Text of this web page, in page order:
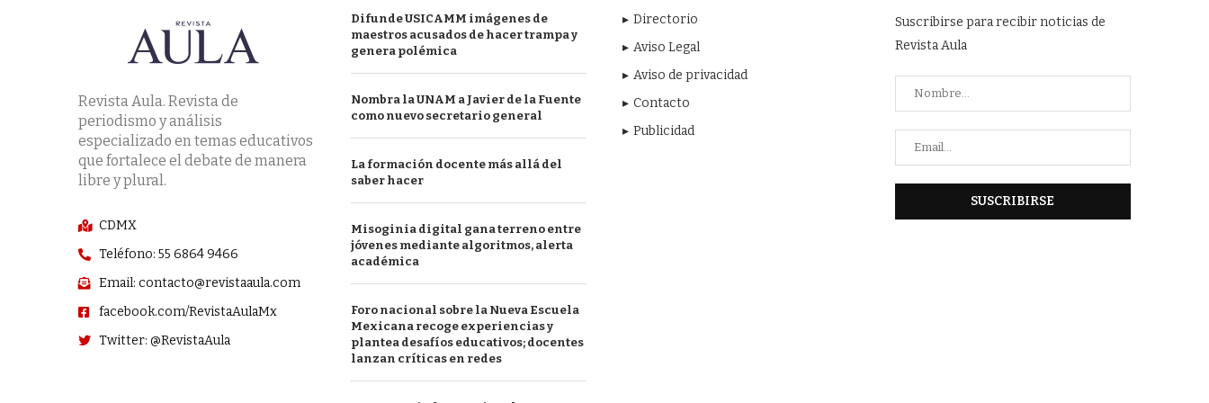
Revista Aula. Revista de
periodismo y análisis
especializado en temas educativos
que fortalece el debate de manera
libre y plural.
CDMX
Teléfono: 55 6864 9466
Email: contacto@revistaaula.com
facebook.com/RevistaAulaMx
Twitter: @RevistaAula
Difunde USICAMM imágenes de
maestros acusados de hacer trampa y
genera polémica
Nombra la UNAM a Javier de la Fuente
como nuevo secretario general
La formación docente más allá del
saber hacer
Misoginia digital gana terreno entre
jóvenes mediante algoritmos, alerta
académica
Foro nacional sobre la Nueva Escuela
Mexicana recoge experiencias y
plantea desafíos educativos; docentes
lanzan críticas en redes
Directorio
Aviso Legal
Aviso de privacidad
Contacto
Publicidad
Suscribirse para recibir noticias de
Revista Aula